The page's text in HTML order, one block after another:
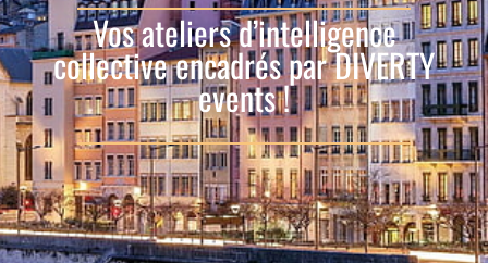
Vos ateliers d’intelligence
collective encadrés par DIVERTY
events !